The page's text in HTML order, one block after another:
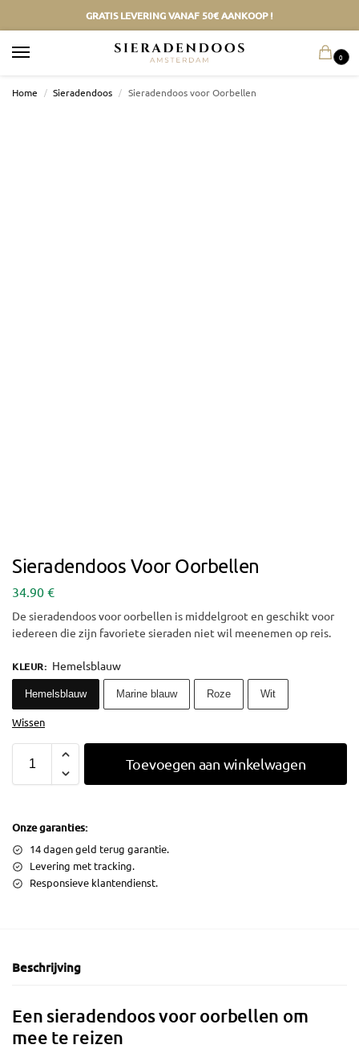
GRATIS LEVERING VANAF 50€ AANKOOP !
0
Home / Sieradendoos / Sieradendoos voor Oorbellen
Sieradendoos Voor Oorbellen
34.90 €
De sieradendoos voor oorbellen is middelgroot en geschikt voor
iedereen die zijn favoriete sieraden niet wil meenemen op reis.
KLEUR: Hemelsblauw
Hemelsblauw Marine blauw Roze Wit
Wissen
Toevoegen aan winkelwagen
Onze garanties:
14 dagen geld terug garantie.
Levering met tracking.
Responsieve klantendienst.
Beschrijving
Een sieradendoos voor oorbellen om
mee te reizen